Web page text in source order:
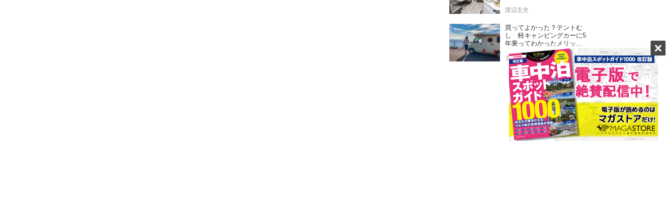
渡辺圭史
買ってよかった？テントむ
し 軽キャンピングカーに5
年乗ってわかったメリット
とデメリット
まるなな